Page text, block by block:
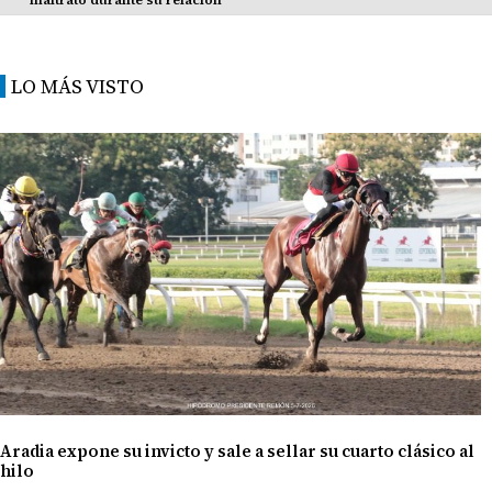
LO MÁS VISTO
Aradia expone su invicto y sale a sellar su cuarto clásico al
hilo